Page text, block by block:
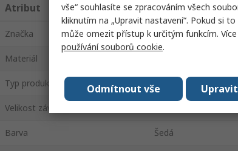
Atribut Hodnota
Značka Lapp
Materiál
Typ produktu Pojistná matice
Velikost závitu
Barva Šedá
vše“ souhlasíte se zpracováním všech
kliknutím na „Upravit nastavení“. Pokud si
může omezit přístup k určitým funkcím.
používání souborů cookie.
Odmítnout vše